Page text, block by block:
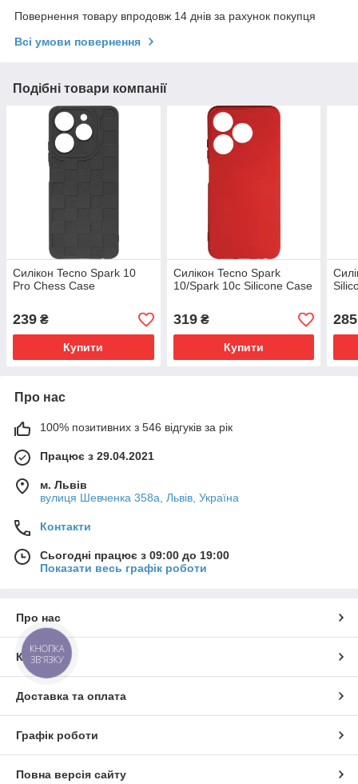
Повернення товару впродовж 14 днів за рахунок покупця
Всі умови повернення
Подібні товари компанії
Силікон Tecno Spark 10
Pro Chess Case
239 ₴
Купити
Силікон Tecno Spark
10/Spark 10c Silicone Case
319₴
Купити
285
Про нас
100% позитивних з 546 відгуків за рік
Працює з 29.04.2021
м. Львів
вулиця Шевченка 358а, Львів, Україна
Контакти
Сьогодні працює з 09:00 до 19:00
Показати весь графік роботи
Про нас
Контакти
Доставка та оплата
Графік роботи
Повна версія сайту
КНОПКА
ЗВ'ЯЗКУ